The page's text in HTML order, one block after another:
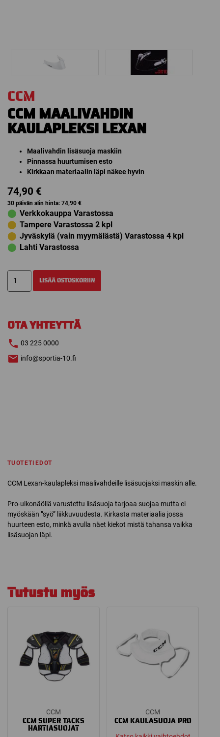
CCM
CCM MAALIVAHDIN
KAULAPLEKSI LEXAN
Maalivahdin lisäsuoja maskiin
Pinnassa huurtumisen esto
Kirkkaan materiaalin läpi näkee hyvin
74,90 €
30 päivän alin hinta: 74,90 €
⬤ Verkkokauppa Varastossa
⬤ Tampere Varastossa 2 kpl
⬤ Jyväskylä (vain myymälästä) Varastossa 4 kpl
⬤ Lahti Varastossa
CCM
MAALIVAHDINLISÄÄ OSTOSKORIIN
OTA YHTEYTTÄ
03 225 0000
info@sportia-10.fi
TUOTETIEDOT
CCM Lexan-kaulapleksi maalivahdeille lisäsuojaksi maskin alle.
Pro-ulkonäöllä varustettu lisäsuoja tarjoaa suojaa mutta ei
myöskään ”syö” liikkuvuudesta. Kirkasta materiaalia jossa
huurteen esto, minkä avulla näet kiekot mistä tahansa vaikka
lisäsuojan läpi.
Tutustu myös
CCM
CCM SUPER TACKS
HARTIASUOJAT
CCM
CCM KAULASUOJA PRO